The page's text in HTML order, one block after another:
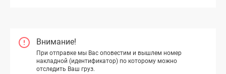
Внимание!
При отправке мы Вас оповестим и вышлем номер
накладной (идентификатор) по которому можно
отследить Ваш груз.